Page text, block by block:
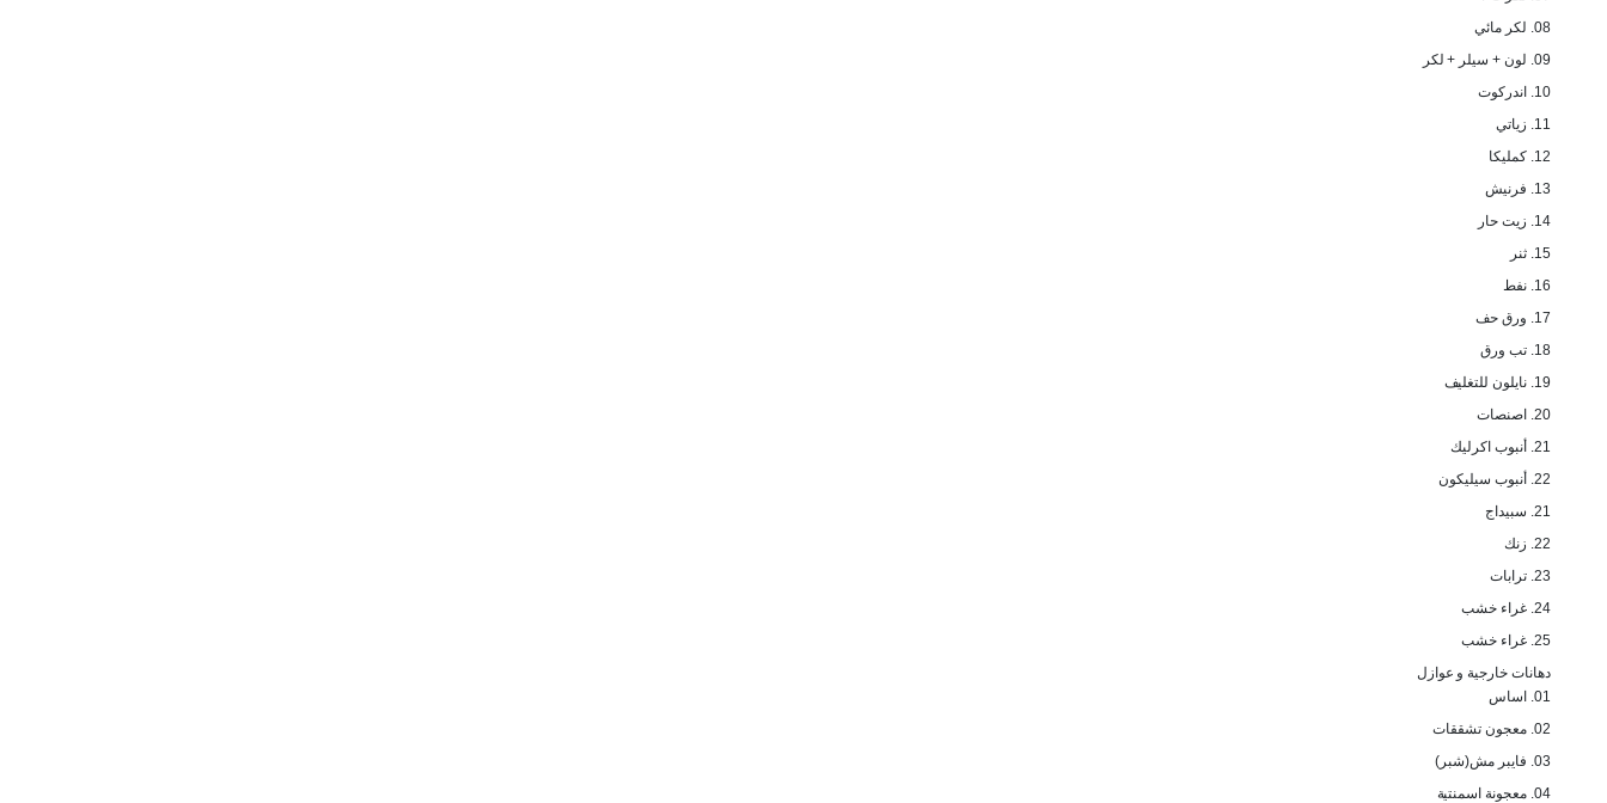
08. لكر مائي
09. لون + سيلر + لكر
10. اندركوت
11. زياتي
12. كمليكا
13. فرنيش
14. زيت حار
15. ثنر
16. نفط
17. ورق حف
18. تب ورق
19. نايلون للتغليف
20. اصنصات
21. أنبوب اكرليك
22. أنبوب سيليكون
21. سبيداج
22. زنك
23. ترابات
24. غراء خشب
25. غراء خشب
دهانات خارجية و عوازل
01. اساس
02. معجون تشققات
03. فايبر مش(شبر)
04. معجونة اسمنتية